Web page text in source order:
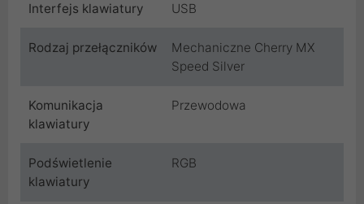
Interfejs klawiatury USB
Rodzaj przełączników
Mechaniczne Cherry MX
Speed ​​Silver
Komunikacja
klawiatury
Przewodowa
Podświetlenie
klawiatury
RGB